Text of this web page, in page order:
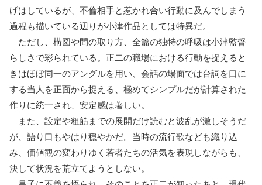
げはしているが、不倫相手と惹かれ合い行動に及んでしまう
過程も描いている辺りが小津作品としては特異だ。
ただし、構図や間の取り方、全篇の独特の呼吸は小津監督
らしさで彩られている。正二の職場における行動を捉えると
きはほぼ同一のアングルを用い、会話の場面では台詞を口に
する当人を正面から捉える、極めてシンプルだが計算された
作りに統一され、安定感は著しい。
また、設定や粗筋までの展開だけ読むと波乱が激しそうだ
が、語り口もやはり穏やかだ。当時の流行歌なども織り込
み、価値観の変わりゆく若者たちの活気を表現しながらも、
決して状況を荒立てようとしない。